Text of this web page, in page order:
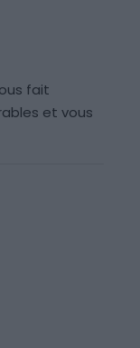
fait
et vous